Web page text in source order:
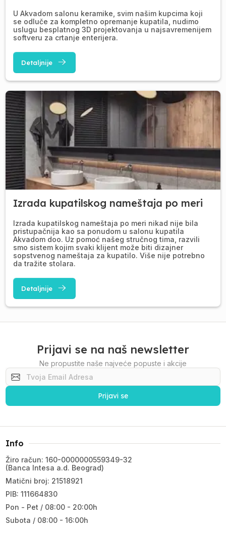
U Akvadom salonu keramike, svim našim kupcima koji
se odluče za kompletno opremanje kupatila, nudimo
uslugu besplatnog 3D projektovanja u najsavremenijem
softveru za crtanje enterijera.
Detaljnije
Izrada kupatilskog nameštaja po meri
Izrada kupatilskog nameštaja po meri nikad nije bila
pristupačnija kao sa ponudom u salonu kupatila
Akvadom doo. Uz pomoć našeg stručnog tima, razvili
smo sistem kojim svaki klijent može biti dizajner
sopstvenog nameštaja za kupatilo. Više nije potrebno
da tražite stolara.
Detaljnije
Prijavi se na naš newsletter
Ne propustite naše najveće popuste i akcije
Prijavi se
Info
Žiro račun: 160-0000000559349-32
(Banca Intesa a.d. Beograd)
Matični broj: 21518921
PIB: 111664830
Pon - Pet / 08:00 - 20:00h
Subota / 08:00 - 16:00h